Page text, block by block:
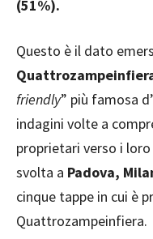
(51%).
Questo è il dato
friendly” più famosa
indagini volte a
proprietari verso i
svolta a Padova,
cinque tappe in cui è
Quattrozampeinfiera.